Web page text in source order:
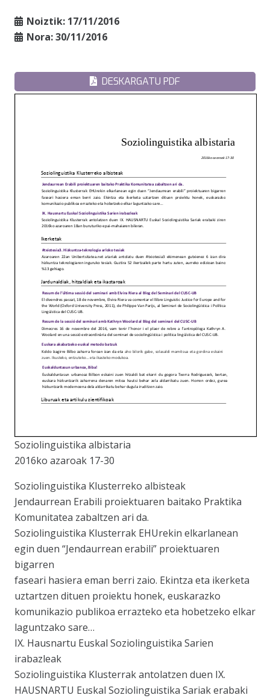
Noiztik: 17/11/2016
Nora:30/11/2016
DESKARGATU PDF
Soziolinguistika albistaria
2016ko azaroak 17-30
Soziolinguistika Klusterreko albisteak
Jendaurrean Erabili proiektuaren baitako Praktika
Komunitatea zabaltzen ari da.
Soziolinguistika Klusterrak EHUrekin elkarlanean
egin duen “Jendaurrean erabili” proiektuaren
bigarren
faseari hasiera eman berri zaio. Ekintza eta ikerketa
uztartzen dituen proiektu honek, euskarazko
komunikazio publikoa errazteko eta hobetzeko elkar
laguntzako sare…
IX. Hausnartu Euskal Soziolinguistika Sarien
irabazleak
Soziolinguistika Klusterrak antolatzen duen IX.
HAUSNARTU Euskal Soziolinguistika Sariak erabaki